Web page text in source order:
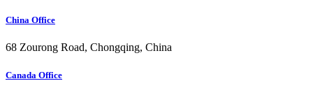
China Office
68 Zourong Road, Chongqing, China
Canada Office